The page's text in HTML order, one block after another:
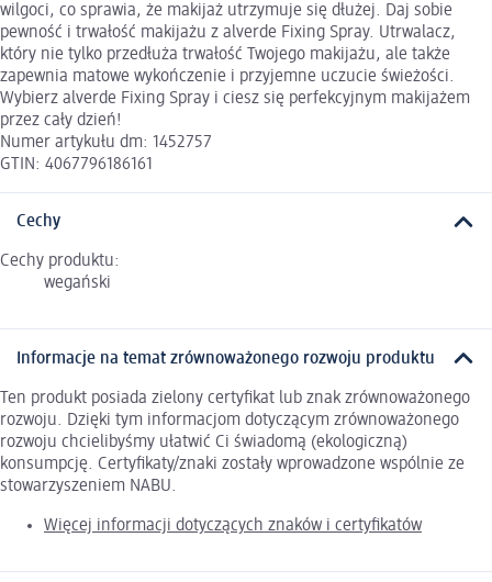
wilgoci, co sprawia, że makijaż utrzymuje się dłużej. Daj sobie
pewność i trwałość makijażu z alverde Fixing Spray. Utrwalacz,
który nie tylko przedłuża trwałość Twojego makijażu, ale także
zapewnia matowe wykończenie i przyjemne uczucie świeżości.
Wybierz alverde Fixing Spray i ciesz się perfekcyjnym makijażem
przez cały dzień!
Numer artykułu dm: 1452757
GTIN: 4067796186161
Cechy
Cechy produktu:
wegański
Informacje na temat zrównoważonego rozwoju produktu
Ten produkt posiada zielony certyfikat lub znak zrównoważonego
rozwoju. Dzięki tym informacjom dotyczącym zrównoważonego
rozwoju chcielibyśmy ułatwić Ci świadomą (ekologiczną)
konsumpcję. Certyfikaty/znaki zostały wprowadzone wspólnie ze
stowarzyszeniem NABU.
Więcej informacji dotyczących znaków i certyfikatów